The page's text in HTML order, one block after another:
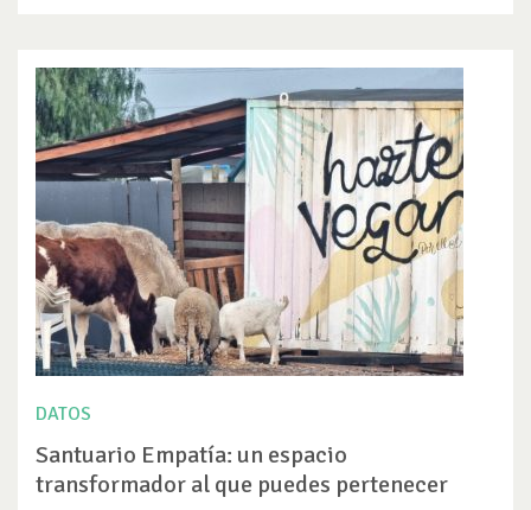
DATOS
Santuario Empatía: un espacio
transformador al que puedes pertenecer